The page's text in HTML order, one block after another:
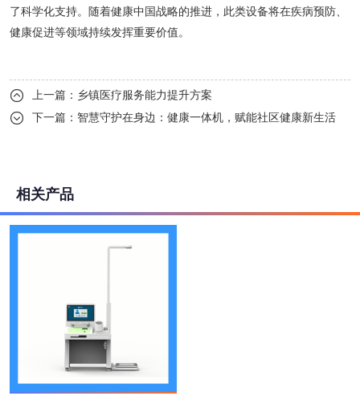
了科学化支持。随着健康中国战略的推进，此类设备将在疾病预防、
健康促进等领域持续发挥重要价值。
 上一篇： 乡镇医疗服务能力提升方案
 下一篇： 智慧守护在身边：健康一体机，赋能社区健康新生活
相关产品